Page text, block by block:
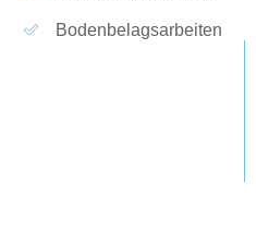
Bodenbelagsarbeiten